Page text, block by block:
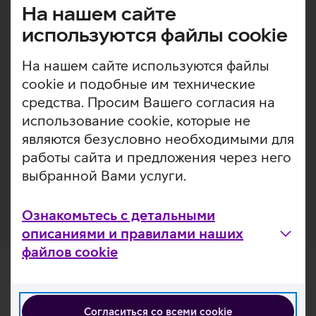
На нашем сайте
используются файлы cookie
На нашем сайте используются файлы
cookie и подобные им технические
средства. Просим Вашего согласия на
использование cookie, которые не
являются безусловно необходимыми для
работы сайта и предложения через него
выбранной Вами услуги.
Ознакомьтесь с детальными
описаниями и правилами наших
файлов cookie
Согласиться со всеми cookie
Ümbris on varustatud spetsiaalse magnet rõngaga, mis
tagab muretu MagSafe juhtmevaba laadimise. Lisaks on
ümbrise materjalina kasutatud antibakteriaalseid
ühendeid, mis on tõhusad ka COVID-19 viirusele.
Antibakteriaalne ümbris aitab tagada sinu telefoni
pindadel igapäevase hügieeni.
Kaitseümbris on valmistatud 50% taaskasutatud
plastikust, pakend on aga 100% taaskasutatud paberist.
Soovitame juurde vaadata ka antibakteriaalse
funktsionaalsusega kaitseklaase KEY ja PanzerGlass’i
mudelivalikust.